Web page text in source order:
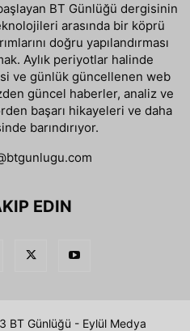
BT Günlüğü dergisinin
arasında bir köprü
doğru yapılandırması
Aylık periyotlar halinde
ve günlük güncellenen web
güncel haberler, analiz ve
başarı hikayeleri ve daha
barındırıyor.
EDIN
Günlüğü - Eylül Medya